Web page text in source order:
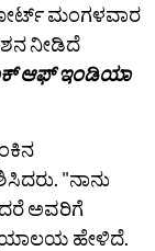
ಮಂಗಳವಾರ
ನೀಡಿದೆ
ಆಫ್ ಇಂಡಿಯಾ
"ನಾನು
ಅವರಿಗೆ
ಹೇಳಿದೆ.